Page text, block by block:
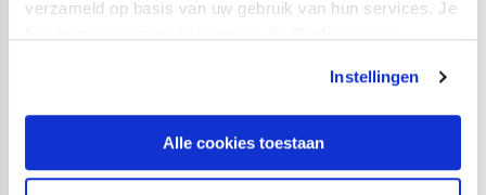
verzameld op basis van uw gebruik van hun services. Je
Instellingen
Alle cookies toestaan